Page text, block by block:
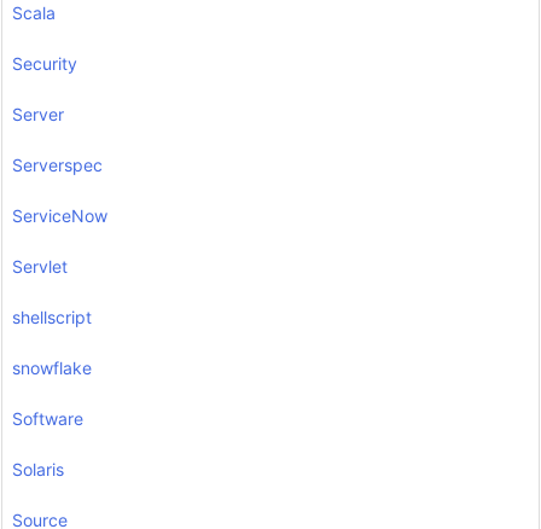
Scala
Security
Server
Serverspec
ServiceNow
Servlet
shellscript
snowflake
Software
Solaris
Source